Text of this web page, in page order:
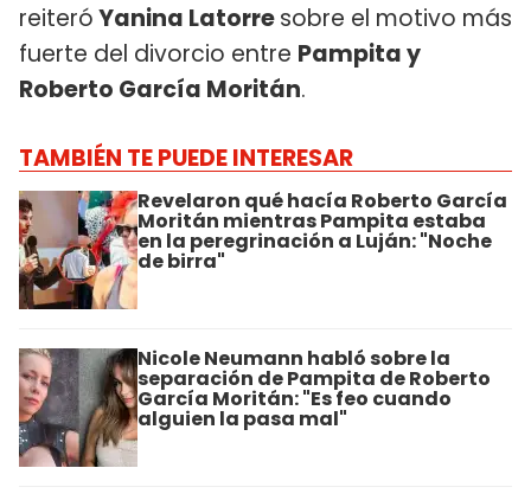
reiteróYanina Latorresobre el motivo más
fuerte del divorcio entre Pampita y
Roberto García Moritán.
TAMBIÉN TE PUEDE INTERESAR
Revelaron qué hacía Roberto García
Moritán mientras Pampita estaba
en la peregrinación a Luján: "Noche
de birra"
Nicole Neumann habló sobre la
separación de Pampita de Roberto
García Moritán: "Es feo cuando
alguien la pasa mal"